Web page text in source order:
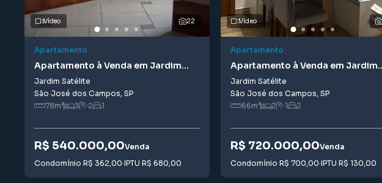
22
Vídeo
Apartamento
Apartamento à Venda em Jardim
Satélite
Jardim Satélite
São José dos Campos, SP
78m² 3 2 1
R$ 540.000,00Venda
Condomínio R$ 362,00·IPTU R$ 680,00
Vídeo
Apartamento
Apartamento à Venda em Jardim
Satélite
Jardim Satélite
São José dos Campos, SP
66m² 2 1 2
R$ 720.000,00Venda
Condomínio R$ 700,00·IPTU R$ 130,00